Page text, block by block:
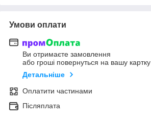
Умови оплати
Ви отримаєте замовлення
або гроші повернуться на вашу картку
Детальніше
Оплатити частинами
Післяплата